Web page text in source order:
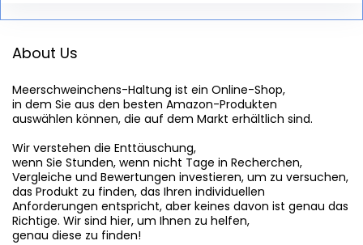
About Us
Meerschweinchens-Haltung ist ein Online-Shop,
in dem Sie aus den besten Amazon-Produkten
auswählen können, die auf dem Markt erhältlich sind.
Wir verstehen die Enttäuschung,
wenn Sie Stunden, wenn nicht Tage in Recherchen,
Vergleiche und Bewertungen investieren, um zu versuchen,
das Produkt zu finden, das Ihren individuellen
Anforderungen entspricht, aber keines davon ist genau das
Richtige. Wir sind hier, um Ihnen zu helfen,
genau diese zu finden!